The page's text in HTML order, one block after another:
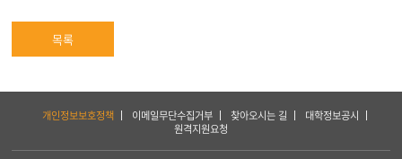
목록
개인정보보호정책 이메일무단수집거부 찾아오시는 길
대학정보공시
원격지원요청